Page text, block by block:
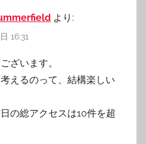
より:
16:31
ざいます。
えるのって、結構楽しい
の総アクセスは10件を超